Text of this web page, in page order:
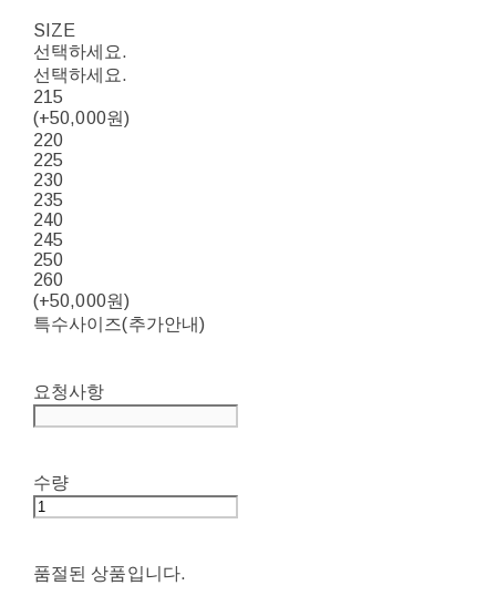
SIZE
선택하세요.
선택하세요.
215
(+50,000원)
220
225
230
235
240
245
250
260
(+50,000원)
특수사이즈(추가안내)
요청사항
수량
품절된 상품입니다.